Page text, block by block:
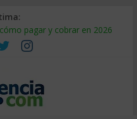
pagar y cobrar en 2026
qué sale tan caro
auditarla a tiempo
de suministro: qué hacer
cómo segmentarlo y venderle